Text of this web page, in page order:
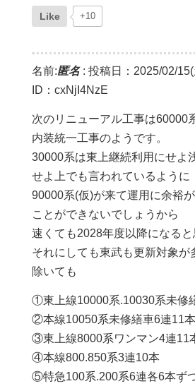
Like +10
名前:匿名: 投稿日：2025/02/
ID：cxNjI4NzE
次のリニューアル工事は60000
内装統一工事のようです。
30000系は東上継続利用にせよ
せよ上でも言われているように
90000系(仮)が来て運用に余裕
ことができないでしょうから
速くても2028年度以降になると
それにしても東武も更新対象が
除いても
①東上線10000系.10030系未修
②本線10050系未修繕車6連11
③東上線8000系ワンマン4連11
④本線800.850系3連10本
⑤特急100系.200系6連各6本ず